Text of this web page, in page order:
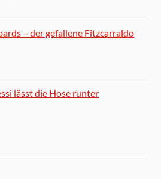
– der gefallene Fitzcarraldo
lässt die Hose runter